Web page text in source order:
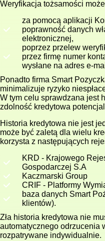
Weryfikacja tożsamości
za pomocą aplikacji
poprawność danych
elektronicznej,
poprzez przelew
przez firmę numer
wysłane na adres e-
Ponadto firma Smart
minimalizuje ryzyko
W tym celu sprawdzana jest
zdolność kredytowa
Historia kredytowa nie jest
może być zaletą dla wielu
korzysta z następujących
KRD - Krajowego
Gospodarczej S.A
Kaczmarski Group
CRIF - Platformy
baza danych Smart
klientów).
Zła historia kredytowa nie
automatycznego odrzucenia
rozpatrywane indywidualnie.